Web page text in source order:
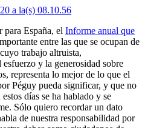
España, el Informe anual que
entre las que se ocupan de
trabajo altruista,
y la generosidad sobre
representa lo mejor de lo que el
Péguy pueda significar, y que no
días se ha hablado y se
Sólo quiero recordar un dato
de nuestra responsabilidad por